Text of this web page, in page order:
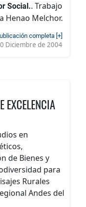
Social.. Trabajo
Henao Melchor.
completa [+]
Diciembre de 2004
EXCELENCIA
en
de Bienes y
para
Rurales
Andes del